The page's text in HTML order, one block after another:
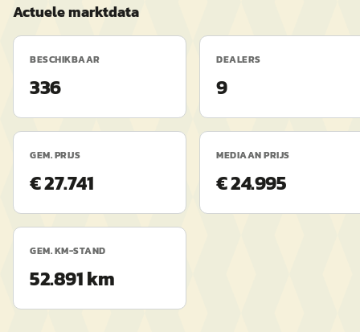
Actuele marktdata
BESCHIKBAAR
336
DEALERS
9
GEM. PRIJS
€ 27.741
MEDIAAN PRIJS
€ 24.995
GEM. KM-STAND
52.891 km